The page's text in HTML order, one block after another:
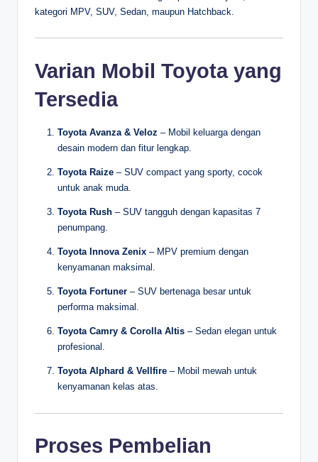
kategori MPV, SUV, Sedan, maupun Hatchback.
Varian Mobil Toyota yang
Tersedia
Toyota Avanza & Veloz – Mobil keluarga dengan
desain modern dan fitur lengkap.
Toyota Raize – SUV compact yang sporty, cocok
untuk anak muda.
Toyota Rush – SUV tangguh dengan kapasitas 7
penumpang.
Toyota Innova Zenix – MPV premium dengan
kenyamanan maksimal.
Toyota Fortuner – SUV bertenaga besar untuk
performa maksimal.
Toyota Camry & Corolla Altis – Sedan elegan untuk
profesional.
Toyota Alphard & Vellfire – Mobil mewah untuk
kenyamanan kelas atas.
Proses Pembelian